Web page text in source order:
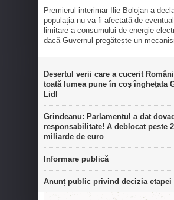
Premierul interimar Ilie Bolojan a
populația nu va fi afectată de
limitare a consumului de energie
dacă Guvernul pregătește un
Desertul verii care a cucerit
toată lumea pune în coș înghețata
Lidl
Grindeanu: Parlamentul a dat
responsabilitate! A deblocat peste
miliarde de euro
Informare publică
Anunț public privind decizia etapei